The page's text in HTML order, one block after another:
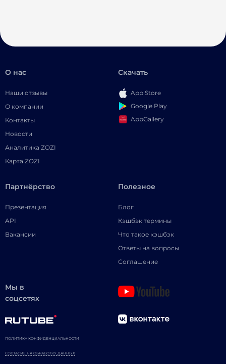
О нас
Наши отзывы
О компании
Контакты
Новости
Аналитика ZOZI
Карта ZOZI
Скачать
App Store
Google Play
AppGallery
Партнёрство
Презентация
API
Вакансии
Полезное
Блог
Кэшбэк термины
Что такое кэшбэк
Ответы на вопросы
Соглашение
Мы в
соцсетях
ПОЛИТИКА КОНФИДЕНЦИАЛЬНОСТИ
СОГЛАСИЕ НА ОБРАБОТКУ ДАННЫХ